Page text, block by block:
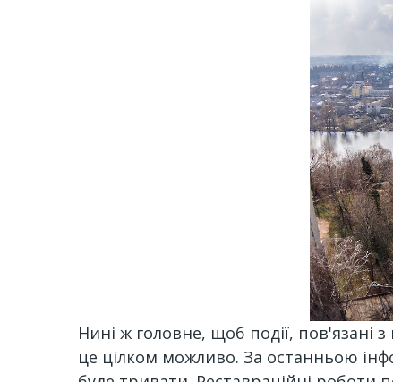
Нині ж головне, щоб події, пов'язані
це цілком можливо. За останньою